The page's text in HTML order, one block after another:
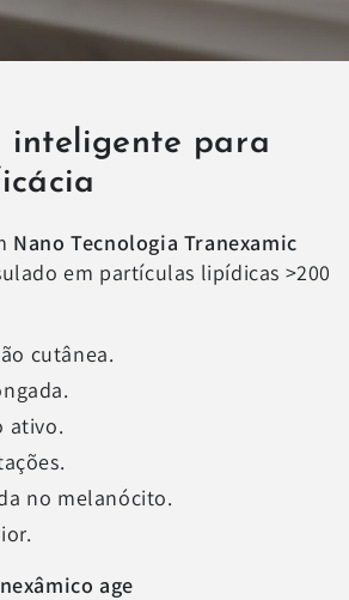
inteligente para
Nano Tecnologia Tranexamic
em partículas lipídicas >200
cutânea.
ativo.
no melanócito.
age